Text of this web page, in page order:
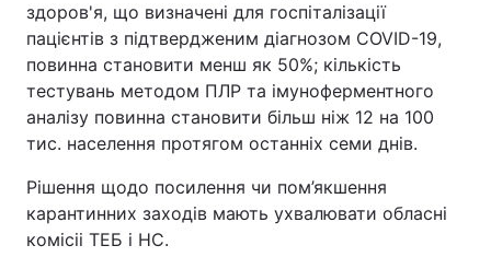
здоров'я, що визначені для госпіталізації
пацієнтів з підтвердженим діагнозом COVID-19,
повинна становити менш як 50%; кількість
тестувань методом ПЛР та імуноферментного
аналізу повинна становити більш ніж 12 на 100
тис. населення протягом останніх семи днів.
Рішення щодо посилення чи пом’якшення
карантинних заходів мають ухвалювати обласні
комісіі ТЕБ і НС.